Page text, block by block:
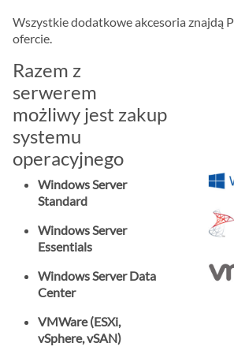
Wszystkie dodatkowe akcesoria znajdą
ofercie.
Razem z
serwerem
możliwy jest zakup
systemu
operacyjnego
Windows Server
Standard
Windows Server
Essentials
Windows Server Data
Center
VMWare (ESXi,
vSphere, vSAN)